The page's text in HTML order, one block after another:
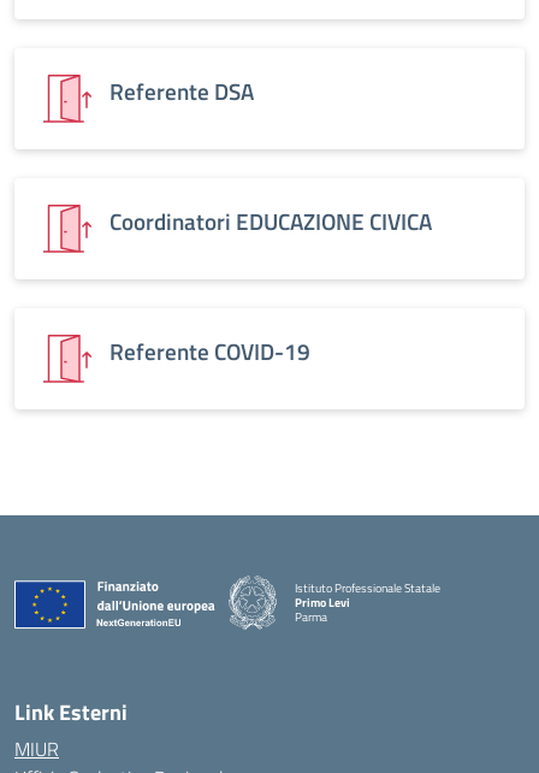
Referente DSA
Coordinatori EDUCAZIONE CIVICA
Referente COVID-19
Istituto Professionale Statale
Primo Levi
Parma
Link Esterni
MIUR